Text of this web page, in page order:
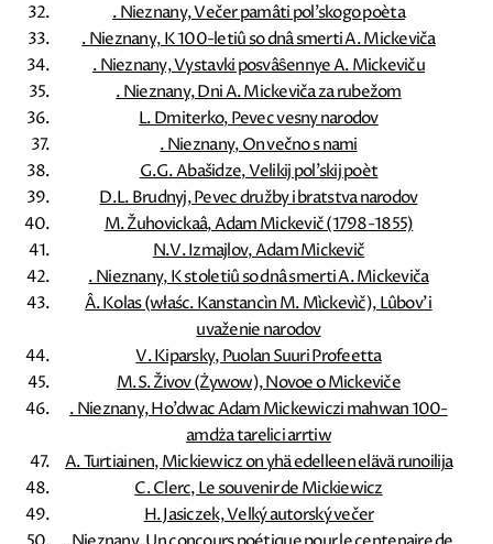
. Nieznany, Večer pamâti pol'skogo poèta
. Nieznany, K 100-letiû so dnâ smerti A. Mickeviča
. Nieznany, Vystavki posvâŝennye A. Mickeviču
. Nieznany, Dni A. Mickeviča za rubežom
L. Dmiterko, Pevec vesny narodov
. Nieznany, On večno s nami
G.G. Abašidze, Velikij pol'skij poèt
D.L. Brudnyj, Pevec družby i bratstva narodov
M. Žuhovickaâ, Adam Mickevič (1798-1855)
N.V. Izmajlov, Adam Mickevič
. Nieznany, K stoletiû so dnâ smerti A. Mickeviča
Â. Kolas (właśc. Kanstancìn M. Mìckevìč), Lûbov' i
uvaženie narodov
V. Kiparsky, Puolan Suuri Profeetta
M.S. Živov (Żywow), Novoe o Mickeviče
. Nieznany, Ho'dwac Adam Mickewiczi mahwan 100-
amdża tarelici arrtiw
A. Turtiainen, Mickiewicz on yhä edelleen elävä runoilija
C. Clerc, Le souvenir de Mickiewicz
H. Jasiczek, Velký autorský večer